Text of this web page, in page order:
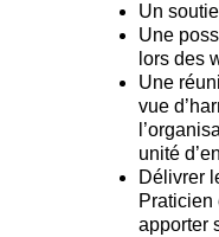
Un
Une
lors des
Une
vue
unité
Délivrer
apporter